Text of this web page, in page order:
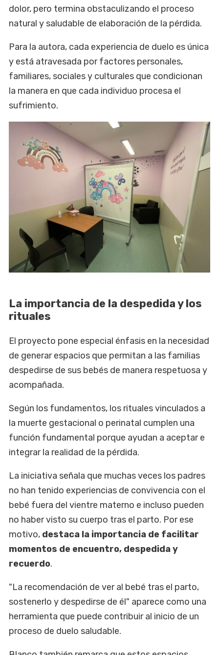
dolor, pero termina obstaculizando el proceso
natural y saludable de elaboración de la pérdida.
Para la autora, cada experiencia de duelo es única
y está atravesada por factores personales,
familiares, sociales y culturales que condicionan
la manera en que cada individuo procesa el
sufrimiento.
La importancia de la despedida y los
rituales
El proyecto pone especial énfasis en la necesidad
de generar espacios que permitan a las familias
despedirse de sus bebés de manera respetuosa y
acompañada.
Según los fundamentos, los rituales vinculados a
la muerte gestacional o perinatal cumplen una
función fundamental porque ayudan a aceptar e
integrar la realidad de la pérdida.
La iniciativa señala que muchas veces los padres
no han tenido experiencias de convivencia con el
bebé fuera del vientre materno e incluso pueden
no haber visto su cuerpo tras el parto. Por ese
motivo, destaca la importancia de facilitar
momentos de encuentro, despedida y
recuerdo.
"La recomendación de ver al bebé tras el parto,
sostenerlo y despedirse de él" aparece como una
herramienta que puede contribuir al inicio de un
proceso de duelo saludable.